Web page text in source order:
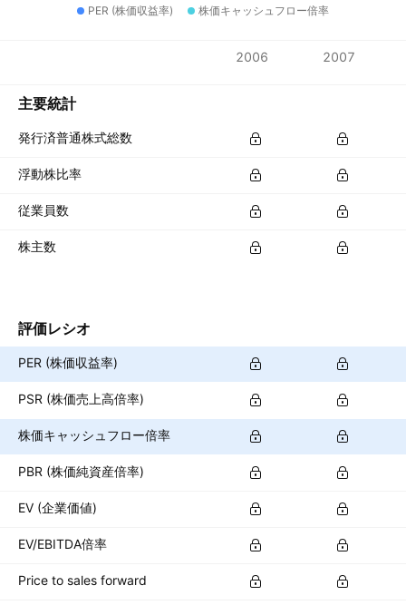
PER (株価収益率)
株価キャッシュフロー倍率
2006 2007
主要統計
発行済普通株式総数
浮動株比率
従業員数
株主数
評価レシオ
PER (株価収益率)
PSR (株価売上高倍率)
株価キャッシュフロー倍率
PBR (株価純資産倍率)
EV (企業価値)
EV/EBITDA倍率
Price to sales forward